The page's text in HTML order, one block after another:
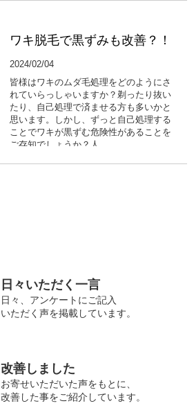
ワキ脱毛で黒ずみも改善？！
2024/02/04
皆様はワキのムダ毛処理をどのようにさ
れていらっしゃいますか？剃ったり抜い
たり、自己処理で済ませる方も多いかと
思います。しかし、ずっと自己処理する
ことでワキが黒ずむ危険性があることを
ご存知でしょうか？人...
日々いただく一言
日々、アンケートにご記入
いただく声を掲載しています。
改善しました
お寄せいただいた声をもとに、
改善した事をご紹介しています。